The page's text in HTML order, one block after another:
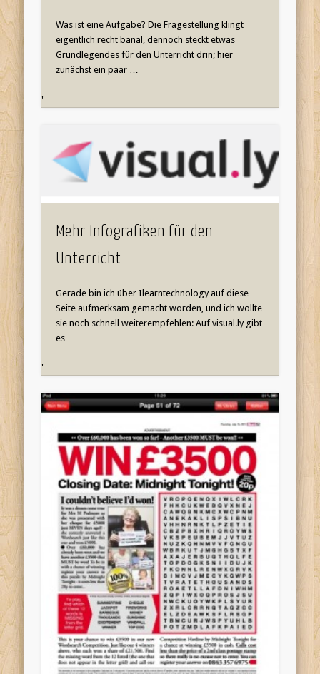
Was ist eine Aufgabe? Die Fragestellung klingt
eigentlich recht banal, dennoch steckt etwas
Grundlegendes für den Unterricht drin; hier
zunächst ein paar …
'
Mehr Infografiken für den
Unterricht
Gerade bin ich über Ilearntechnology auf diese
Seite aufmerksam gemacht worden, und ich wollte
sie noch schnell weiterempfehlen: Auf visual.ly gibt
es …
'